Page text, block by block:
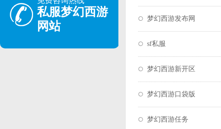
私服梦幻西游
网站
梦幻西游发布网
sf私服
梦幻西游新开区
梦幻西游口袋版
梦幻西游任务